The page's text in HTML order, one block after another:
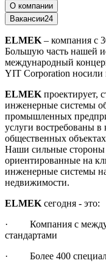
О компании
Вакансии24
ELMEK – компания с
Большую часть нашей
международный
YIT Corporation носили
ELMEK проектирует,
инженерные системы
промышленных
услуги востребованы
общественных
Наши сильные стороны
ориентированные на
инженерные системы
недвижимости.
ELMEK сегодня - это:
· Компания с
стандартами
· Более 400